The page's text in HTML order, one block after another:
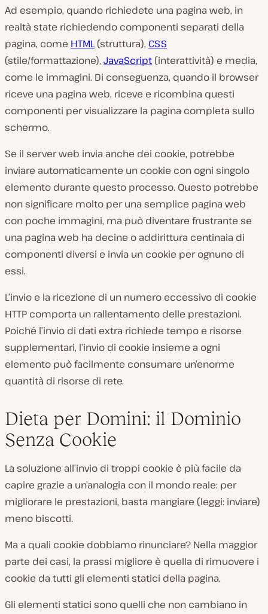
Ad esempio, quando richiedete una pagina web, in
realtà state richiedendo componenti separati della
pagina, come HTML(struttura), CSS
(stile/formattazione), JavaScript (interattività) e media,
come le immagini. Di conseguenza, quando il browser
riceve una pagina web, riceve e ricombina questi
componenti per visualizzare la pagina completa sullo
schermo.
Se il server web invia anche dei cookie, potrebbe
inviare automaticamente un cookie con ogni singolo
elemento durante questo processo. Questo potrebbe
non significare molto per una semplice pagina web
con poche immagini, ma può diventare frustrante se
una pagina web ha decine o addirittura centinaia di
componenti diversi e invia un cookie per ognuno di
essi.
L’invio e la ricezione di un numero eccessivo di cookie
HTTP comporta un rallentamento delle prestazioni.
Poiché l’invio di dati extra richiede tempo e risorse
supplementari, l’invio di cookie insieme a ogni
elemento può facilmente consumare un’enorme
quantità di risorse di rete.
Dieta per Domini: il Dominio
Senza Cookie
La soluzione all’invio di troppi cookie è più facile da
capire grazie a un’analogia con il mondo reale: per
migliorare le prestazioni, basta mangiare (leggi: inviare)
meno biscotti.
Ma a quali cookie dobbiamo rinunciare? Nella maggior
parte dei casi, la prassi migliore è quella di rimuovere i
cookie da tutti gli elementi statici della pagina.
Gli elementi statici sono quelli che non cambiano in